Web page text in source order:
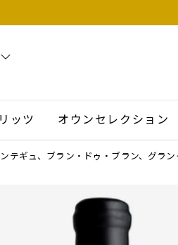
ッツ オウンセレクション
テギュ、ブラン・ドゥ・ブラン、グラン